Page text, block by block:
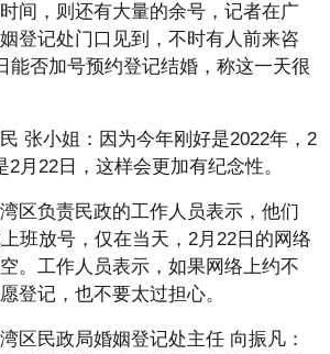
间，则还有大量的余号，记者在广
登记处门口见到，不时有人前来咨
能否加号预约登记结婚，称这一天很
张小姐：因为今年刚好是2022年，2
月22日，这样会更加有纪念性。
区负责民政的工作人员表示，他们
班放号，仅在当天，2月22日的网络
。工作人员表示，如果网络上约不
登记，也不要太过担心。
区民政局婚姻登记处主任 向振凡：